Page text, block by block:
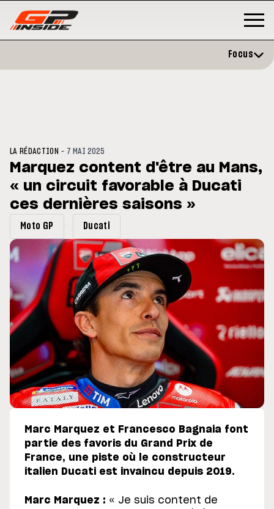
: Horaires et
du GP de Grande-
MOTO GP
Zarco évite l'opération et vise
retour en septembre
Focus
LA RÉDACTION - 7 MAI 2025
Marquez content d'être au Mans,
« un circuit favorable à Ducati
ces dernières saisons »
Moto GP Ducati
Marc Marquez et Francesco Bagnaia font
partie des favoris du Grand Prix de
France, une piste où le constructeur
italien Ducati est invaincu depuis 2019.
Marc Marquez : « Je suis content de